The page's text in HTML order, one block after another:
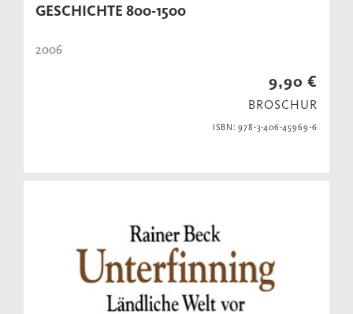
GESCHICHTE 800-1500
2006
9,90 €
BROSCHUR
ISBN: 978-3-406-45969-6